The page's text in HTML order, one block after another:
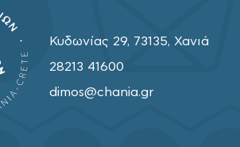
Κυδωνίας 29, 73135, Χανιά
28213 41600
dimos@chania.gr